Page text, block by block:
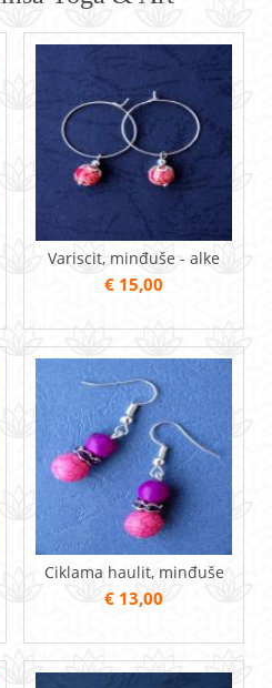
Variscit, minđuše - alke
€ 15,00
Ciklama haulit, minđuše
€ 13,00